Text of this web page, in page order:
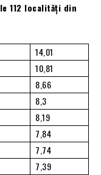
112 localități din
14,01
10,81
8,66
8,3
8,19
7,84
7,74
7,39